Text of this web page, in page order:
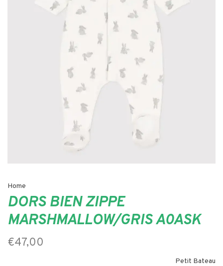
Home
DORS BIEN ZIPPE
MARSHMALLOW/GRIS A0ASK
€47,00
Petit Bateau